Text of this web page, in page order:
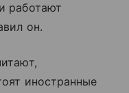
работают
он.
иностранные